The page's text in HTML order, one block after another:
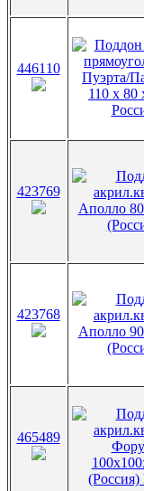
446110
423769
423768
465489